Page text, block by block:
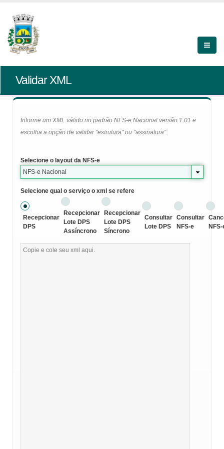
Validar XML
Informe um XML válido no padrão NFS-e Nacional versão 1.01 e
escolha a opção de validar "estrutura" ou "assinatura".
Selecione o layout da NFS-e
NFS-e Nacional
Selecione qual o serviço o xml se refere
Recepcionar
DPS
Recepcionar
Lote DPS
Assíncrono
Recepcionar
Lote DPS
Síncrono
Consultar
Lote DPS
Consultar
NFS-e
NFS-